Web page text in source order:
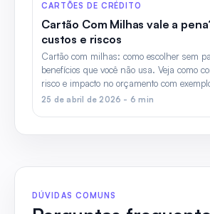
CARTÕES DE CRÉDITO
Cartão Com Milhas vale a
custos e riscos
Cartão com milhas: como escolher sem
benefícios que você não usa. Veja como
risco e impacto no orçamento com
25 de abril de 2026 - 6 min
DÚVIDAS COMUNS